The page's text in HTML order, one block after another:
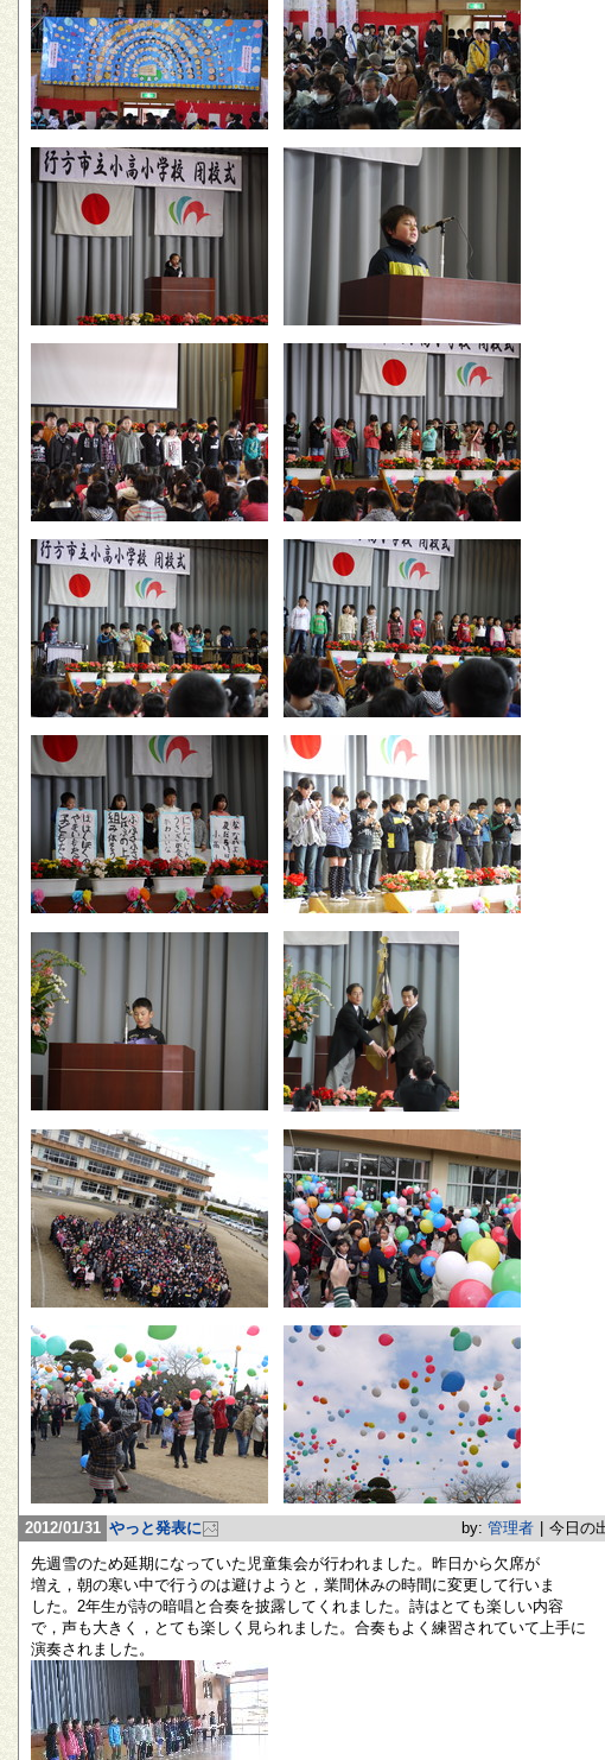
2012/01/31 やっと発表に by: 管理者
今日の
先週雪のため延期になっていた児童集会が行われました。昨日から欠席が
増え，朝の寒い中で行うのは避けようと，業間休みの時間に変更して行いま
した。2年生が詩の暗唱と合奏を披露してくれました。詩はとても楽しい内容
で，声も大きく，とても楽しく見られました。合奏もよく練習されていて上手に
演奏されました。